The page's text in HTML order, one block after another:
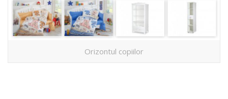
Orizontul copiilor